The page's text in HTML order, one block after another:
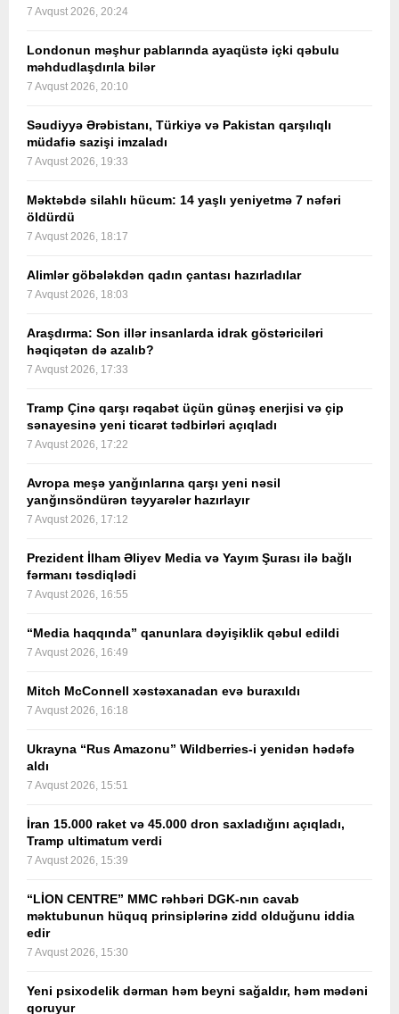
7 Avqust 2026, 20:24
Londonun məşhur pablarında ayaqüstə içki qəbulu
məhdudlaşdırıla bilər
7 Avqust 2026, 20:10
Səudiyyə Ərəbistanı, Türkiyə və Pakistan qarşılıqlı
müdafiə sazişi imzaladı
7 Avqust 2026, 19:33
Məktəbdə silahlı hücum: 14 yaşlı yeniyetmə 7 nəfəri
öldürdü
7 Avqust 2026, 18:17
Alimlər göbələkdən qadın çantası hazırladılar
7 Avqust 2026, 18:03
Araşdırma: Son illər insanlarda idrak göstəriciləri
həqiqətən də azalıb?
7 Avqust 2026, 17:33
Tramp Çinə qarşı rəqabət üçün günəş enerjisi və çip
sənayesinə yeni ticarət tədbirləri açıqladı
7 Avqust 2026, 17:22
Avropa meşə yanğınlarına qarşı yeni nəsil
yanğınsöndürən təyyarələr hazırlayır
7 Avqust 2026, 17:12
Prezident İlham Əliyev Media və Yayım Şurası ilə bağlı
fərmanı təsdiqlədi
7 Avqust 2026, 16:55
“Media haqqında” qanunlara dəyişiklik qəbul edildi
7 Avqust 2026, 16:49
Mitch McConnell xəstəxanadan evə buraxıldı
7 Avqust 2026, 16:18
Ukrayna “Rus Amazonu” Wildberries-i yenidən hədəfə
aldı
7 Avqust 2026, 15:51
İran 15.000 raket və 45.000 dron saxladığını açıqladı,
Tramp ultimatum verdi
7 Avqust 2026, 15:39
“LİON CENTRE” MMC rəhbəri DGK-nın cavab
məktubunun hüquq prinsiplərinə zidd olduğunu iddia
edir
7 Avqust 2026, 15:30
Yeni psixodelik dərman həm beyni sağaldır, həm mədəni
qoruyur